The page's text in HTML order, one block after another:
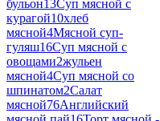
бульон13Суп мясной с
курагой10хлеб
мясной4Мясной суп-
гуляш16Суп мясной с
овощами2жульен
мясной4Суп мясной со
шпинатом2Салат
мясной76Английский